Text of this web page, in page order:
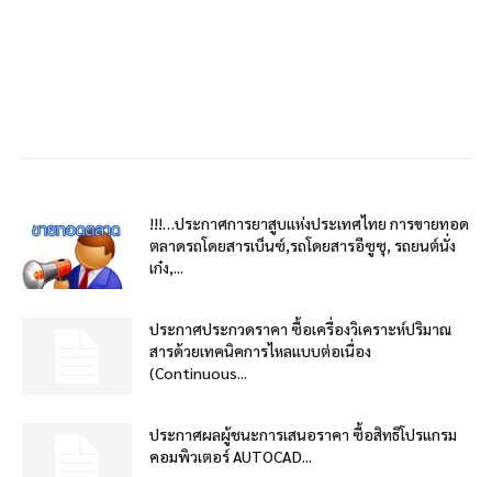
!!!…ประกาศการยาสูบแห่งประเทศไทย การขายทอด
ตลาดรถโดยสารเบ็นซ์,รถโดยสารอีซูซุ, รถยนต์นั่ง
เก๋ง,...
ประกาศประกวดราคา ซื้อเครื่องวิเคราะห์ปริมาณ
สารด้วยเทคนิคการไหลแบบต่อเนื่อง
(Continuous...
ประกาศผลผู้ชนะการเสนอราคา ซื้อสิทธิโปรแกรม
คอมพิวเตอร์ AUTOCAD...